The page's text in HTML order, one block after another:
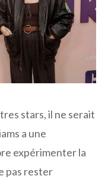
stars, il ne serait
a une
expérimenter la
pas rester